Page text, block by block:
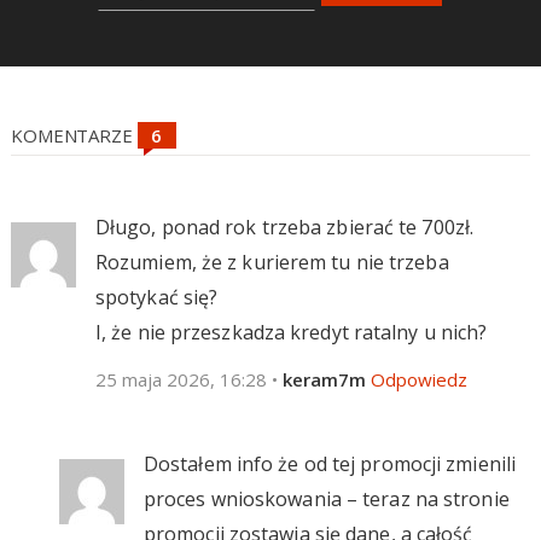
KOMENTARZE
Długo, ponad rok trzeba zbierać te 700zł.
Rozumiem, że z kurierem tu nie trzeba
spotykać się?
I, że nie przeszkadza kredyt ratalny u nich?
25 maja 2026, 16:28 • keram7m Odpowiedz
Dostałem info że od tej promocji zmienili
proces wnioskowania – teraz na stronie
promocji zostawia się dane, a całość